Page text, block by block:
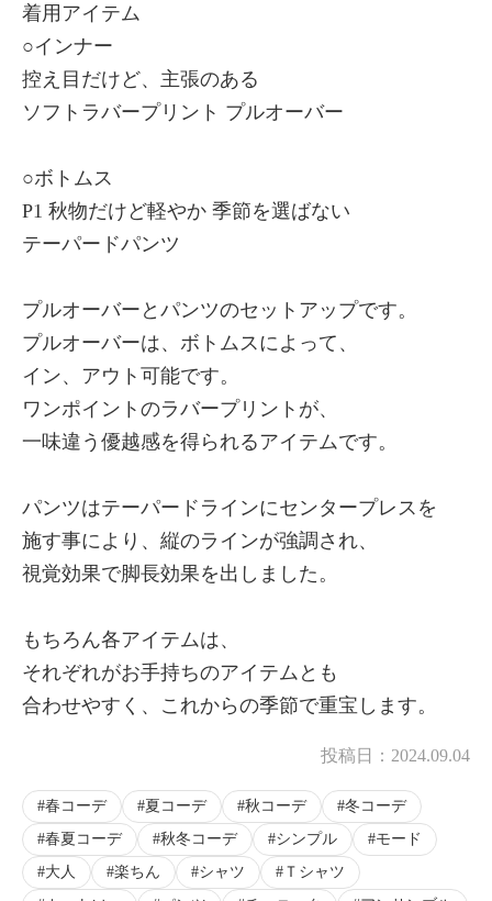
着用アイテム
○インナー
控え目だけど、主張のある
ソフトラバープリント プルオーバー
○ボトムス
P1 秋物だけど軽やか 季節を選ばない
テーパードパンツ
プルオーバーとパンツのセットアップです。
プルオーバーは、ボトムスによって、
イン、アウト可能です。
ワンポイントのラバープリントが、
一味違う優越感を得られるアイテムです。
パンツはテーパードラインにセンタープレスを
施す事により、縦のラインが強調され、
視覚効果で脚長効果を出しました。
もちろん各アイテムは、
それぞれがお手持ちのアイテムとも
合わせやすく、これからの季節で重宝します。
投稿日： 2024.09.04
春コーデ 夏コーデ 秋コーデ
冬コーデ
春夏コーデ
秋冬コーデ シンプル
モード
大人
楽ちん シャツ
Ｔシャツ